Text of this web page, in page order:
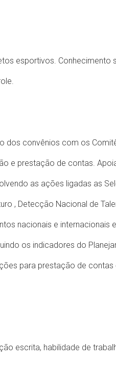
esportivos. Conhecimento
dos convênios com os
e prestação de contas.
as ações ligadas as
, Detecção Nacional de
nacionais e internacionais
os indicadores do
para prestação de
escrita, habilidade de